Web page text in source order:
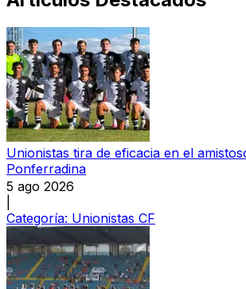
Unionistas tira de eficacia en el
Ponferradina
5 ago 2026
Categoría: Unionistas CF